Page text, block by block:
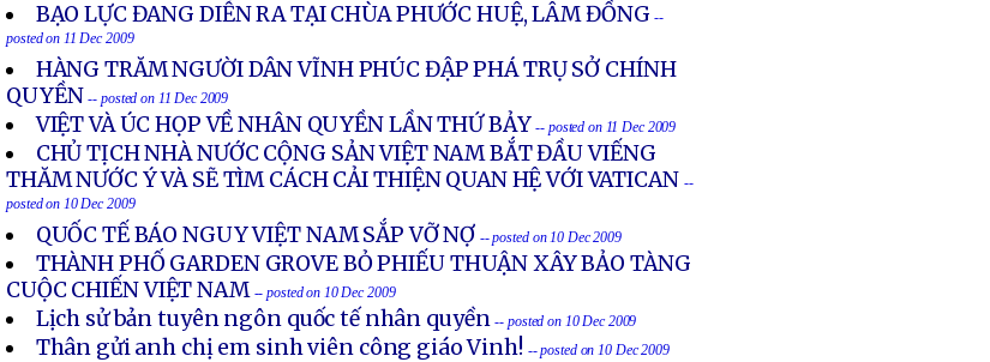
BẠO LỰC ĐANG DIỄN RA TẠI CHÙA PHƯỚC HUỆ, LÂM ĐỒNG --
posted on 11 Dec 2009
HÀNG TRĂM NGƯỜI DÂN VĨNH PHÚC ĐẬP PHÁ TRỤ SỞ CHÍNH
QUYỀN -- posted on 11 Dec 2009
VIỆT VÀ ÚC HỌP VỀ NHÂN QUYỀN LẦN THỨ BẢY -- posted on 11 Dec 2009
CHỦ TỊCH NHÀ NƯỚC CỘNG SẢN VIỆT NAM BẮT ĐẦU VIẾNG
THĂM NƯỚC Ý VÀ SẼ TÌM CÁCH CẢI THIỆN QUAN HỆ VỚI VATICAN --
posted on 10 Dec 2009
QUỐC TẾ BÁO NGUY VIỆT NAM SẮP VỠ NỢ -- posted on 10 Dec 2009
THÀNH PHỐ GARDEN GROVE BỎ PHIẾU THUẬN XÂY BẢO TÀNG
CUỘC CHIẾN VIỆT NAM -- posted on 10 Dec 2009
Lịch sử bản tuyên ngôn quốc tế nhân quyền -- posted on 10 Dec 2009
Thân gửi anh chị em sinh viên công giáo Vinh! -- posted on 10 Dec 2009